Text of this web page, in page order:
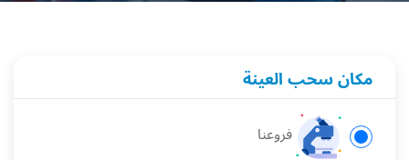
مكان سحب العينة
فروعنا